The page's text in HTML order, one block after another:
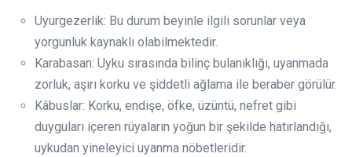
Uyurgezerlik: Bu durum beyinle ilgili sorunlar veya
yorgunluk kaynaklı olabilmektedir.
Karabasan: Uyku sırasında bilinç bulanıklığı, uyanmada
zorluk, aşırı korku ve şiddetli ağlama ile beraber görülür.
Kâbuslar: Korku, endişe, öfke, üzüntü, nefret gibi
duyguları içeren rüyaların yoğun bir şekilde hatırlandığı,
uykudan yineleyici uyanma nöbetleridir.